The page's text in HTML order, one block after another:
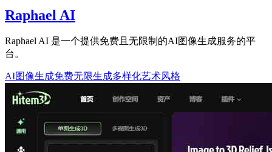
Raphael AI
Raphael AI 是一个提供免费且无限制的AI图像生成服务的平
台。
AI图像生成免费无限生成多样化艺术风格